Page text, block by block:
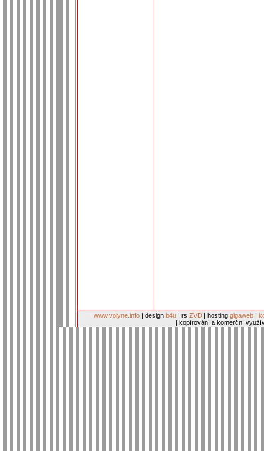
www.volyne.info | design b4u | rs ZVD | hosting gigaweb |
| kopírování a komerční